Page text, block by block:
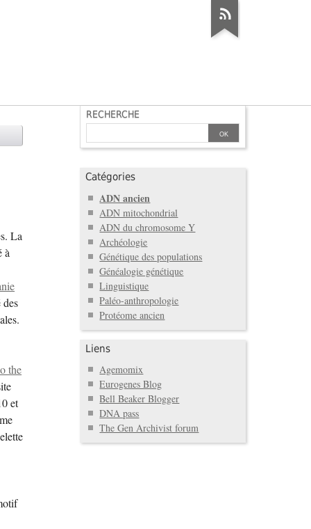
La
à
the
et
RECHERCHE
Catégories
ADN ancien
ADN mitochondrial
ADN du chromosome Y
Archéologie
Génétique des populations
Généalogie génétique
Linguistique
Paléo-anthropologie
Protéome ancien
Liens
Agemomix
Eurogenes Blog
Bell Beaker Blogger
DNA pass
The Gen Archivist forum